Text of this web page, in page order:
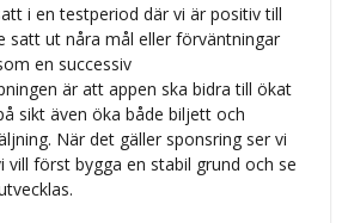
i en testperiod där vi är positiv till
satt ut nåra mål eller förväntningar
en successiv
är att appen ska bidra till ökat
sikt även öka både biljett och
När det gäller sponsring ser vi
vill först bygga en stabil grund och se